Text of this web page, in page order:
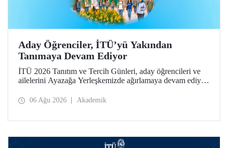
Aday Öğrenciler, İTÜ’yü Yakından
Tanımaya Devam Ediyor
İTÜ 2026 Tanıtım ve Tercih Günleri, aday öğrencileri ve
ailelerini Ayazağa Yerleşkemizde ağırlamaya devam ediyor.
ilgili fakülte ve birimler adaylara bilgi vermeye devam
06 Ağu 2026 Akademik